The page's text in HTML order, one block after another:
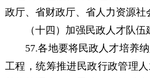
政厅、省财政厅、省人力资源社
（十四）加强民政人才队伍
57.各地要将民政人才培养纳
工程，统筹推进民政行政管理